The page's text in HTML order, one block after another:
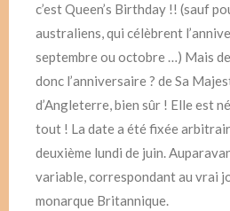
c’est Queen’s Birthday !! (sauf
australiens, qui célèbrent
septembre ou octobre …) Mais
donc l’anniversaire ? de Sa
d’Angleterre, bien sûr ! Elle est
tout ! La date a été fixée
deuxième lundi de juin.
variable, correspondant au vrai
monarque Britannique.